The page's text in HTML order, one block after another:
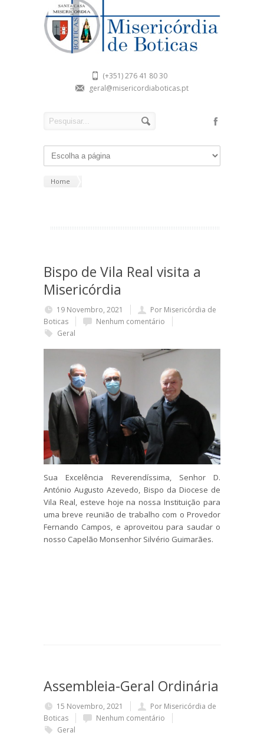
(+351) 276 41 80 30
geral@misericordiaboticas.pt
Home
Bispo de Vila Real visita a
Misericórdia
19 Novembro, 2021
Por Misericórdia de
Boticas
Nenhum comentário
Geral
Sua Excelência Reverendíssima, Senhor D.
António Augusto Azevedo, Bispo da Diocese de
Vila Real, esteve hoje na nossa Instituição para
uma breve reunião de trabalho com o Provedor
Fernando Campos, e aproveitou para saudar o
nosso Capelão Monsenhor Silvério Guimarães.
Assembleia-Geral Ordinária
15 Novembro, 2021
Por Misericórdia de
Boticas
Nenhum comentário
Geral